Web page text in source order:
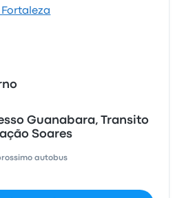
Guanabara, Transito
Soares
autobus